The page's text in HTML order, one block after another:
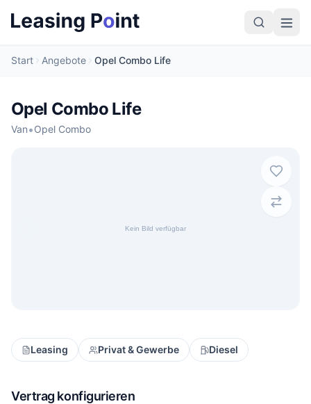
Start Angebote Opel Combo Life
Opel Combo Life
Van•Opel Combo
Leasing Privat & Gewerbe Diesel
Vertrag konfigurieren